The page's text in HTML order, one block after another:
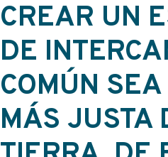
CREAR UN
DE
COMÚN
MÁS JUSTA